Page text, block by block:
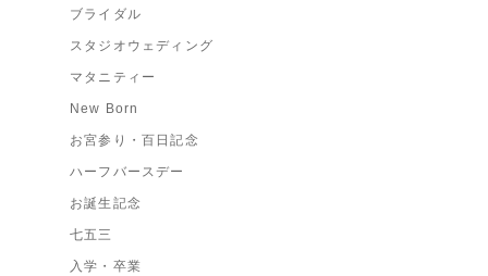
ブライダル
スタジオウェディング
マタニティー
New Born
お宮参り・百日記念
ハーフバースデー
お誕生記念
七五三
入学・卒業